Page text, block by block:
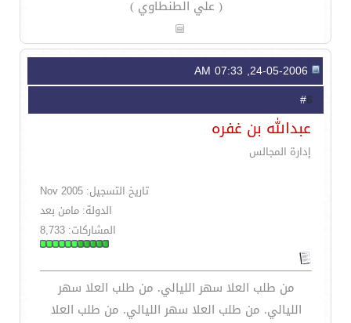
( علي الطنطاوي )
6
عبدالله بن غفره
إدارة المجالس
تاريخ التسجيل: Nov 2005
الدولة: مامن بعد
المشاركات: 8,733
من طلب العلا سهر الليالي. من طلب العلا سهر
الليالي. من طلب العلا سهر الليالي. من طلب العلا